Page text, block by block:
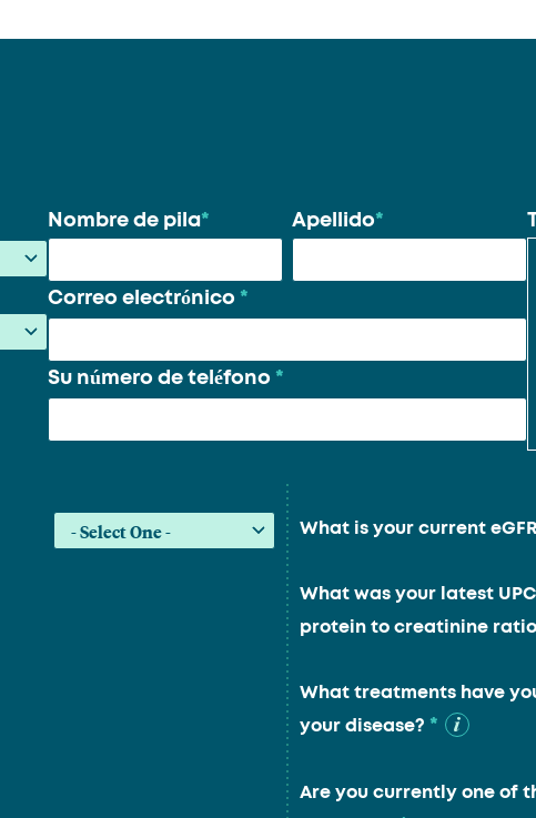
Su
*
Nombre de pila* Apellido*
Correo electrónico *
Su número de teléfono *
What is your current
What was your latest
protein to creatinine
What treatments have
your disease? *
Are you currently one of